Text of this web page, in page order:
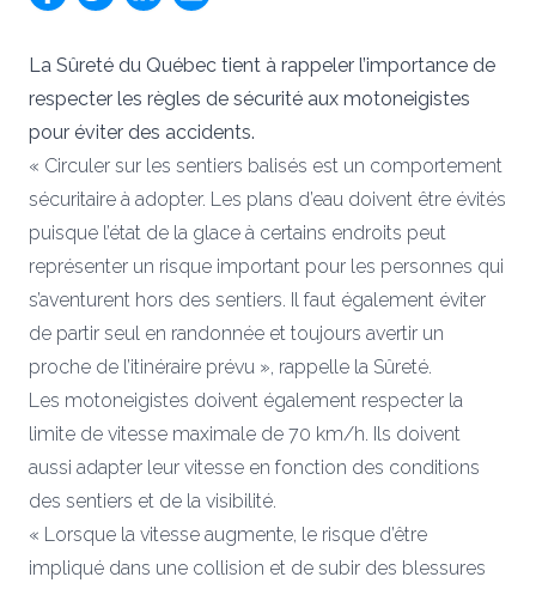
La Sûreté du Québec tient à rappeler l’importance de
respecter les règles de sécurité aux motoneigistes
pour éviter des accidents.
« Circuler sur les sentiers balisés est un comportement
sécuritaire à adopter. Les plans d’eau doivent être évités
puisque l’état de la glace à certains endroits peut
représenter un risque important pour les personnes qui
s’aventurent hors des sentiers. Il faut également éviter
de partir seul en randonnée et toujours avertir un
proche de l’itinéraire prévu », rappelle la Sûreté.
Les motoneigistes doivent également respecter la
limite de vitesse maximale de 70 km/h. Ils doivent
aussi adapter leur vitesse en fonction des conditions
des sentiers et de la visibilité.
« Lorsque la vitesse augmente, le risque d’être
impliqué dans une collision et de subir des blessures